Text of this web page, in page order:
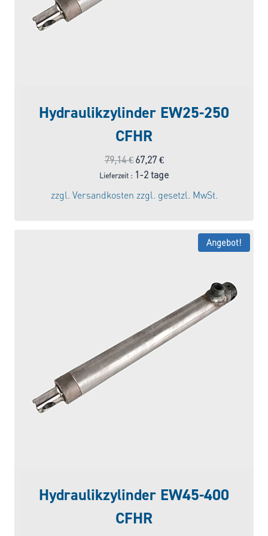
Hydraulikzylinder EW25-250
CFHR
79,14€ Ursprünglicher
Preis
war:
79,14 €
67,27 €Aktueller
Preis
Lieferzeit : 1-2 tage
zzgl. Versandkosten zzgl. gesetzl. MwSt.
Angebot!
Hydraulikzylinder EW45-400
CFHR